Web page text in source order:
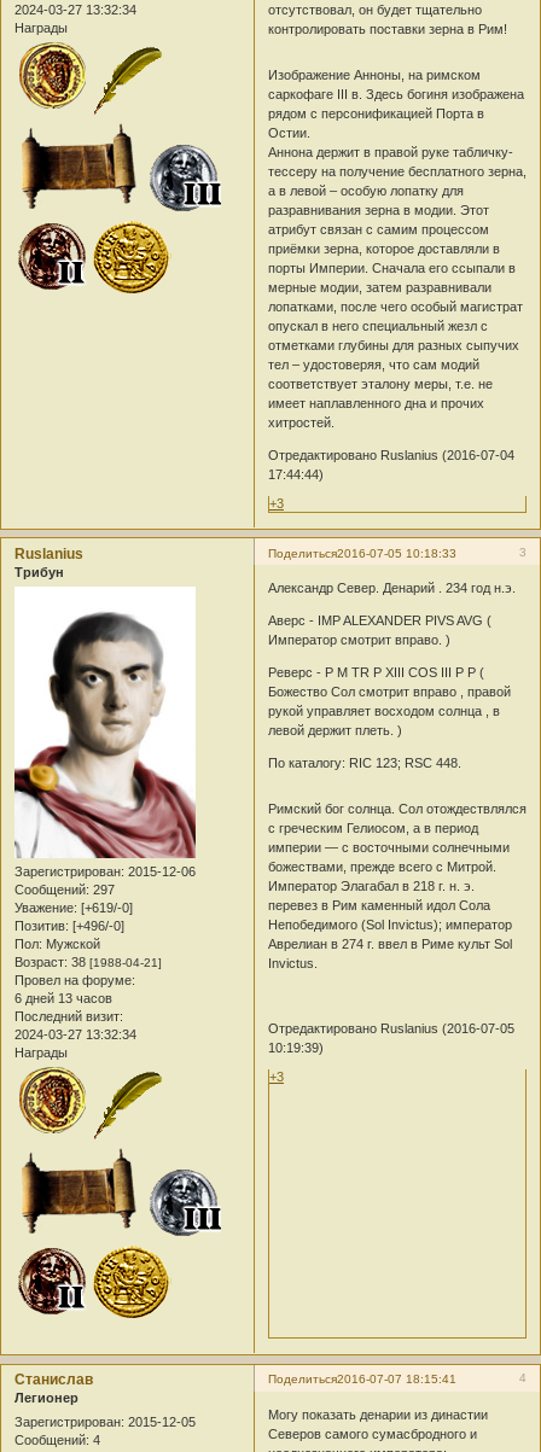
2024-03-27 13:32:34
Награды
отсутствовал, он будет тщательно
контролировать поставки зерна в Рим!
Изображение Анноны, на римском
саркофаге III в. Здесь богиня изображена
рядом с персонификацией Порта в
Остии.
Аннона держит в правой руке табличку-
тессеру на получение бесплатного зерна,
а в левой – особую лопатку для
разравнивания зерна в модии. Этот
атрибут связан с самим процессом
приёмки зерна, которое доставляли в
порты Империи. Сначала его ссыпали в
мерные модии, затем разравнивали
лопатками, после чего особый магистрат
опускал в него специальный жезл с
отметками глубины для разных сыпучих
тел – удостоверяя, что сам модий
соответствует эталону меры, т.е. не
имеет наплавленного дна и прочих
хитростей.
Отредактировано Ruslanius (2016-07-04
17:44:44)
+3
Поделиться 3
2016-07-05 10:18:33
Ruslanius
Трибун
Зарегистрирован: 2015-12-06
Сообщений: 297
Уважение: [+619/-0]
Позитив: [+496/-0]
Пол: Мужской
Возраст: 38 [1988-04-21]
Провел на форуме:
6 дней 13 часов
Последний визит:
2024-03-27 13:32:34
Награды
Александр Север. Денарий . 234 год н.э.
Аверс - IMP ALEXANDER PIVS AVG (
Император смотрит вправо. )
Реверс - P M TR P XIII COS III P P (
Божество Сол смотрит вправо , правой
рукой управляет восходом солнца , в
левой держит плеть. )
По каталогу: RIC 123; RSC 448.
Римский бог солнца. Сол отождествлялся
с греческим Гелиосом, а в период
империи — с восточными солнечными
божествами, прежде всего с Митрой.
Император Элагабал в 218 г. н. э.
перевез в Рим каменный идол Сола
Непобедимого (Sol Invictus); император
Аврелиан в 274 г. ввел в Риме культ Sol
Invictus.
Отредактировано Ruslanius (2016-07-05
10:19:39)
+3
Поделиться 4
2016-07-07 18:15:41
Станислав
Легионер
Зарегистрирован: 2015-12-05
Сообщений: 4
Могу показать денарии из династии
Северов самого сумасбродного и